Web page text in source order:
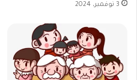
3 نوفمبر، 2024